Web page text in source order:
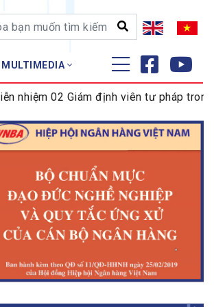
MULTIMEDIA
ĐÀO TẠO - NGHIÊN CỨU
Tập huấn
nhiệm 02 Giám định viên tư pháp trong